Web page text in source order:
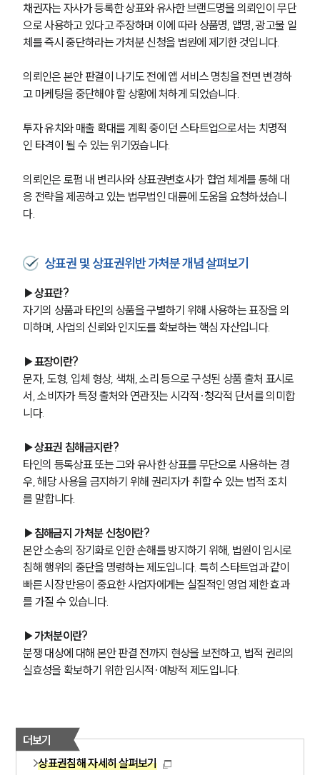
채권자는 자사가 등록한 상표와 유사한 브랜드명을 의뢰인이 무단
으로 사용하고 있다고 주장하며 이에 따라 상품명, 앱명, 광고물 일
체를 즉시 중단하라는 가처분 신청을 법원에 제기한 것입니다.
의뢰인은 본안 판결이 나기도 전에 앱 서비스 명칭을 전면 변경하
고 마케팅을 중단해야 할 상황에 처하게 되었습니다.
투자 유치와 매출 확대를 계획 중이던 스타트업으로서는 치명적
인 타격이 될 수 있는 위기였습니다.
의뢰인은 로펌 내 변리사와 상표권변호사가 협업 체계를 통해 대
응 전략을 제공하고 있는 법무법인 대륜에 도움을 요청하셨습니
다.
상표권 및 상표권위반 가처분 개념 살펴보기
▶상표란?
자기의 상품과 타인의 상품을 구별하기 위해 사용하는 표장을 의
미하며, 사업의 신뢰와 인지도를 확보하는 핵심 자산입니다.
▶표장이란?
문자, 도형, 입체 형상, 색채, 소리 등으로 구성된 상품 출처 표시로
서, 소비자가 특정 출처와 연관짓는 시각적·청각적 단서를 의미합
니다.
▶상표권 침해금지란?
타인의 등록상표 또는 그와 유사한 상표를 무단으로 사용하는 경
우, 해당 사용을 금지하기 위해 권리자가 취할 수 있는 법적 조치
를 말합니다.
▶침해금지 가처분 신청이란?
본안 소송의 장기화로 인한 손해를 방지하기 위해, 법원이 임시로
침해 행위의 중단을 명령하는 제도입니다. 특히 스타트업과 같이
빠른 시장 반응이 중요한 사업자에게는 실질적인 영업 제한 효과
를 가질 수 있습니다.
▶가처분이란?
분쟁 대상에 대해 본안 판결 전까지 현상을 보전하고, 법적 권리의
실효성을 확보하기 위한 임시적·예방적 제도입니다.
더보기
상표권침해 자세히 살펴보기